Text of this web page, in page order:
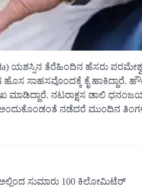
ಯಶಸ್ಸಿನ ತೆರೆಹಿಂದಿನ ಹೆಸರು
ಸಾಹಸವೊಂದಕ್ಕೆ ಕೈ ಹಾಕಿದ್ದಾರೆ.
ಮಾಡಿದ್ದಾರೆ. ನಟರಾಕ್ಷಸ ಡಾಲಿ
ಅಂದುಕೊಂಡಂತೆ ನಡೆದರೆ ಮುಂದಿನ
ಸುಮಾರು 100 ಕಿಲೋಮಿಟೆರ್